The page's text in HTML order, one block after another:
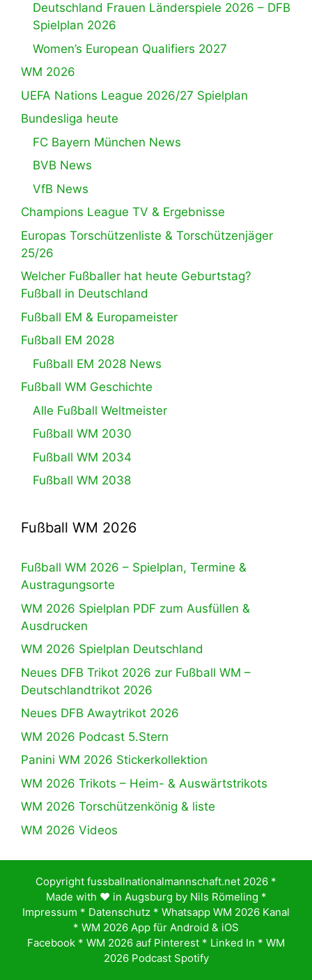
Deutschland Frauen Länderspiele 2026 – DFB
Spielplan 2026
Women’s European Qualifiers 2027
WM 2026
UEFA Nations League 2026/27 Spielplan
Bundesliga heute
FC Bayern München News
BVB News
VfB News
Champions League TV & Ergebnisse
Europas Torschützenliste & Torschützenjäger
25/26
Welcher Fußballer hat heute Geburtstag?
Fußball in Deutschland
Fußball EM & Europameister
Fußball EM 2028
Fußball EM 2028 News
Fußball WM Geschichte
Alle Fußball Weltmeister
Fußball WM 2030
Fußball WM 2034
Fußball WM 2038
Fußball WM 2026
Fußball WM 2026 – Spielplan, Termine &
Austragungsorte
WM 2026 Spielplan PDF zum Ausfüllen &
Ausdrucken
WM 2026 Spielplan Deutschland
Neues DFB Trikot 2026 zur Fußball WM –
Deutschlandtrikot 2026
Neues DFB Awaytrikot 2026
WM 2026 Podcast 5.Stern
Panini WM 2026 Stickerkollektion
WM 2026 Trikots – Heim- & Auswärtstrikots
WM 2026 Torschützenkönig & liste
WM 2026 Videos
Copyright fussballnationalmannschaft.net 2026 *
Made with ♥️ in Augsburg by Nils Römeling *
Impressum * Datenschutz * Whatsapp WM 2026 Kanal
* WM 2026 App für Android & iOS
Facebook * WM 2026 auf Pinterest * Linked In * WM
2026 Podcast Spotify